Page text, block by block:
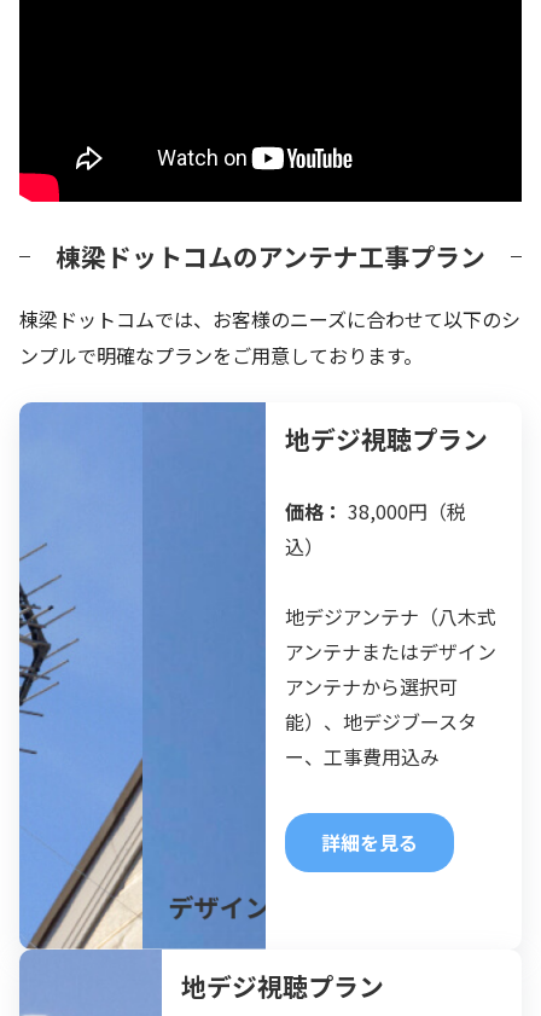
棟梁ドットコムのアンテナ工事プラン
棟梁ドットコムでは、お客様のニーズに合わせて以下のシ
ンプルで明確なプランをご用意しております。
地デジ視聴プラン
価格： 38,000円（税
込）
地デジアンテナ（八木式
アンテナまたはデザイン
アンテナから選択可
能）、地デジブースタ
ー、工事費用込み
詳細を見る
地デジ視聴プラン